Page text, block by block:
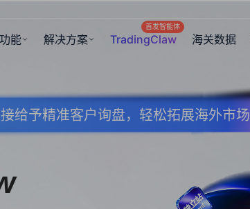
能 解决方案 TradingClaw
首发智能体
海关数据
给予精准客户询盘，轻松拓展海外市场